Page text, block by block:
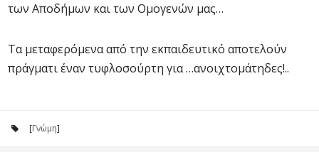
των Αποδήμων και των Ομογενών μας…
Τα μεταφερόμενα από την εκπαιδευτικό αποτελούν
πράγματι έναν τυφλοσούρτη για …ανοιχτομάτηδες!..
[Γνώμη]